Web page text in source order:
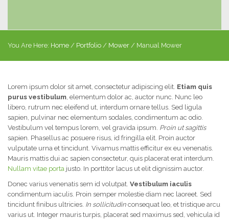
You Are Here: Home / Portfolio / Mower / Manual Mower
Lorem ipsum dolor sit amet, consectetur adipiscing elit. Etiam quis
purus vestibulum, elementum dolor ac, auctor nunc. Nunc leo
libero, rutrum nec eleifend ut, interdum ornare tellus. Sed ligula
sapien, pulvinar nec elementum sodales, condimentum ac odio.
Vestibulum vel tempus lorem, vel gravida ipsum. Proin ut sagittis
sapien. Phasellus ac posuere risus, id fringilla elit. Proin auctor
vulputate urna et tincidunt. Vivamus mattis efficitur ex eu venenatis.
Mauris mattis dui ac sapien consectetur, quis placerat erat interdum.
Nullam vitae porta justo. In porttitor lacus ut elit dignissim auctor.
Donec varius venenatis sem id volutpat. Vestibulum iaculis
condimentum iaculis. Proin semper molestie diam nec laoreet. Sed
tincidunt finibus ultricies. In sollicitudin consequat leo, et tristique arcu
varius ut. Integer mauris turpis, placerat sed maximus sed, vehicula id